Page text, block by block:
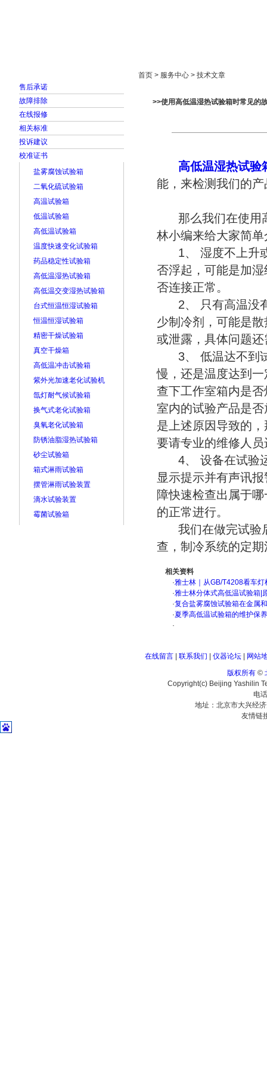
售后承诺
故障排除
在线报修
相关标准
投诉建议
校准证书
盐雾腐蚀试验箱
二氧化硫试验箱
高温试验箱
低温试验箱
高低温试验箱
温度快速变化试验箱
药品稳定性试验箱
高低温湿热试验箱
高低温交变湿热试验箱
台式恒温恒湿试验箱
恒温恒湿试验箱
精密干燥试验箱
真空干燥箱
高低温冲击试验箱
紫外光加速老化试验机
氙灯耐气候试验箱
换气式老化试验箱
臭氧老化试验箱
防锈油脂湿热试验箱
砂尘试验箱
箱式淋雨试验箱
摆管淋雨试验装置
滴水试验装置
霉菌试验箱
首页 > 服务中心 > 技术文章
>>使用高低温湿热试验箱时常见的
高低温湿热试验
能，来检测我们的
那么我们在使用高
林小编来给大家简
1、 湿度不上升或
否浮起，可能是加
否连接正常。
2、 只有高温没有
少制冷剂，可能是
或泄露，具体问题
3、 低温达不到试
慢，还是温度达到
查下工作室箱内是
室内的试验产品是
是上述原因导致的
要请专业的维修人
4、 设备在试验运
显示提示并有声讯
障快速检查出属于
的正常进行。
我们在做完试验后
查，制冷系统的定
相关资料
·雅士林｜从GB/T4208看车
·雅士林分体式高低温试验箱|
·复合盐雾腐蚀试验箱在金属
·夏季高低温试验箱的维护保
·
在线留言| 联系我们 仪器论坛|
网站
版权所有©
Copyright(c) Beijing Yashilin
电
地址：北京市大兴经
友情链